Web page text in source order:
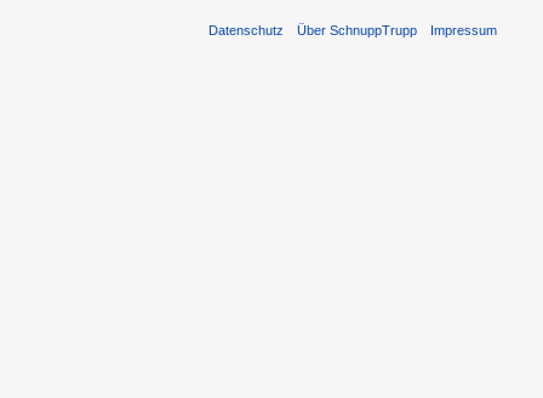
Datenschutz Über SchnuppTrupp Impressum